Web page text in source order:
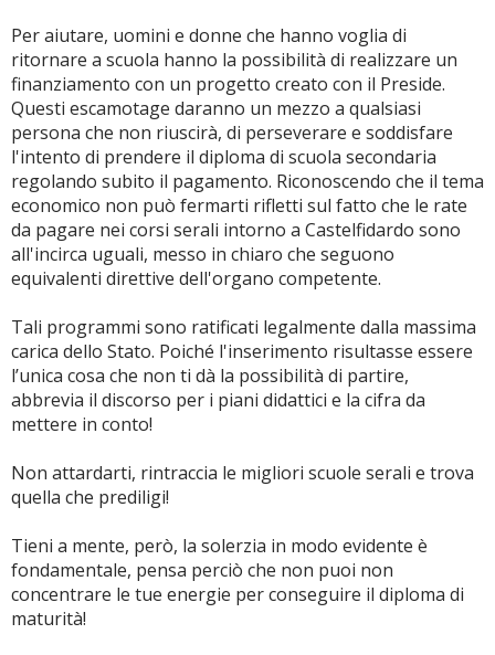
Per aiutare, uomini e donne che hanno voglia di
ritornare a scuola hanno la possibilità di realizzare un
finanziamento con un progetto creato con il Preside.
Questi escamotage daranno un mezzo a qualsiasi
persona che non riuscirà, di perseverare e soddisfare
l'intento di prendere il diploma di scuola secondaria
regolando subito il pagamento. Riconoscendo che il tema
economico non può fermarti rifletti sul fatto che le rate
da pagare nei corsi serali intorno a Castelfidardo sono
all'incirca uguali, messo in chiaro che seguono
equivalenti direttive dell'organo competente.
Tali programmi sono ratificati legalmente dalla massima
carica dello Stato. Poiché l'inserimento risultasse essere
l’unica cosa che non ti dà la possibilità di partire,
abbrevia il discorso per i piani didattici e la cifra da
mettere in conto!
Non attardarti, rintraccia le migliori scuole serali e trova
quella che prediligi!
Tieni a mente, però, la solerzia in modo evidente è
fondamentale, pensa perciò che non puoi non
concentrare le tue energie per conseguire il diploma di
maturità!